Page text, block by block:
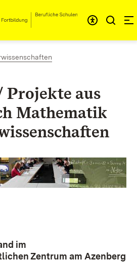
aus
Mathematik
im
Zentrum am Azenberg